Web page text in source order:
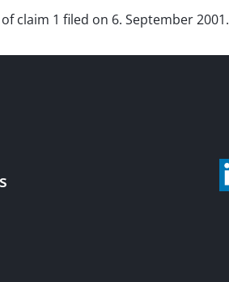
claim 1 filed on 6. September 2001.